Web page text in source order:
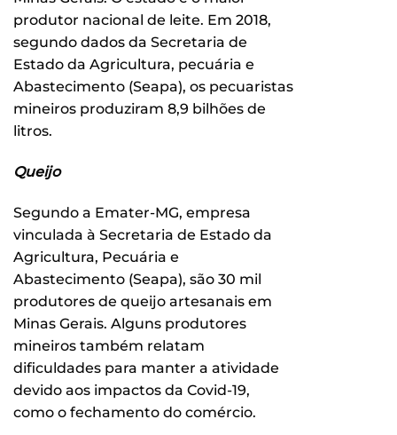
produtor nacional de leite. Em 2018,
segundo dados da Secretaria de
Estado da Agricultura, pecuária e
Abastecimento (Seapa), os pecuaristas
mineiros produziram 8,9 bilhões de
litros.
Queijo
Segundo a Emater-MG, empresa
vinculada à Secretaria de Estado da
Agricultura, Pecuária e
Abastecimento (Seapa), são 30 mil
produtores de queijo artesanais em
Minas Gerais. Alguns produtores
mineiros também relatam
dificuldades para manter a atividade
devido aos impactos da Covid-19,
como o fechamento do comércio.